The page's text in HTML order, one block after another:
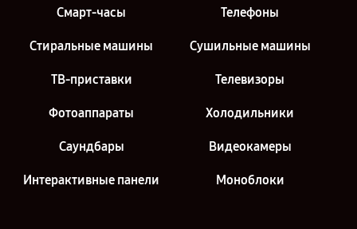
Смарт-часы Телефоны
Стиральные машины Сушильные машины
ТВ-приставки Телевизоры
Фотоаппараты Холодильники
Саундбары Видеокамеры
Интерактивные панели Моноблоки